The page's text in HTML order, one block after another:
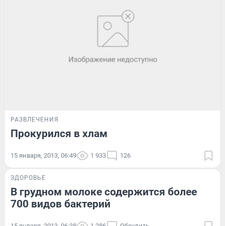
РАЗВЛЕЧЕНИЯ
Прокурился в хлам
15 января, 2013, 06:49 1 933 126
ЗДОРОВЬЕ
В грудном молоке содержится более
700 видов бактерий